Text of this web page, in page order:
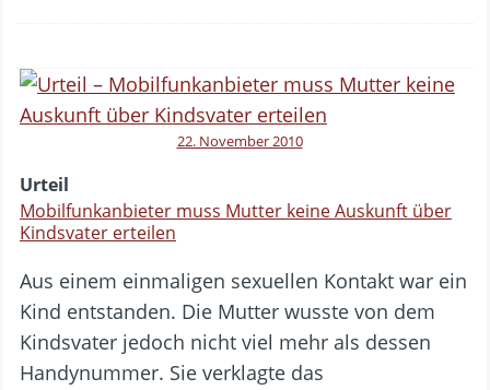
22. November 2010
Urteil
Mobilfunkanbieter muss Mutter keine Auskunft über
Kindsvater erteilen
Aus einem einmaligen sexuellen Kontakt war ein
Kind entstanden. Die Mutter wusste von dem
Kindsvater jedoch nicht viel mehr als dessen
Handynummer. Sie verklagte das